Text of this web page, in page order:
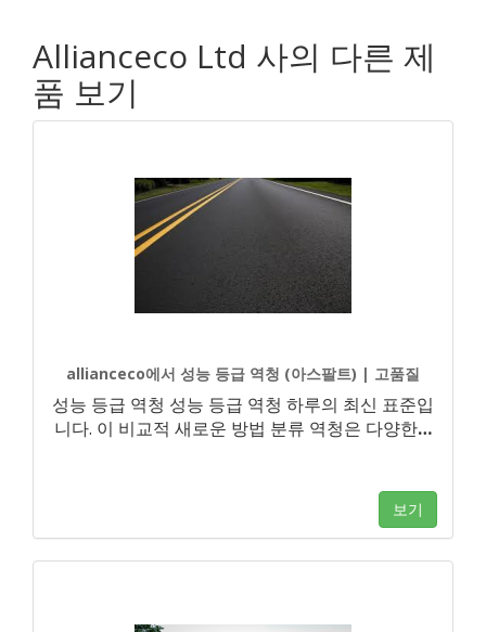
Allianceco Ltd 사의 다른 제
품 보기
allianceco에서 성능 등급 역청 (아스팔트) | 고품질
성능 등급 역청 성능 등급 역청 하루의 최신 표준입
니다. 이 비교적 새로운 방법 분류 역청은 다양한…
보기